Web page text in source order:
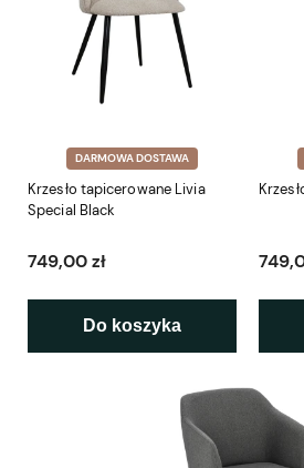
DARMOWA DOSTAWA
Krzesło tapicerowane Livia
Special Black
749,00 zł
Do koszyka